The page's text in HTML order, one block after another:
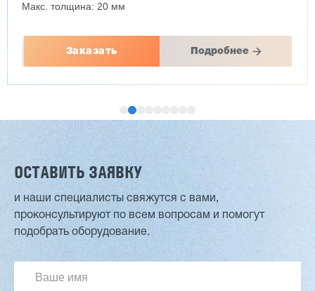
Макс. толщина: 20 мм
Заказать Подробнее
Двухсторонний шипорез MX6015
ОСТАВИТЬ ЗАЯВКУ
и наши специалисты свяжутся с вами,
проконсультируют по всем вопросам и помогут
подобрать оборудование.